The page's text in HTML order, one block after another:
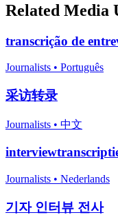
Related Media
transcrição de
Journalists • Português
采访转录
Journalists • 中文
Journalists • Nederlands
기자 인터뷰 전사